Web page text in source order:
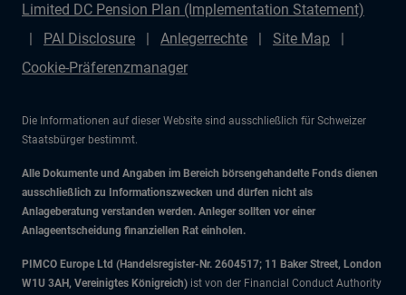
Limited DC Pension Plan (Implementation Statement)
PAI Disclosure
Anlegerrechte
Site Map
Cookie-Präferenzmanager
Die Informationen auf dieser Website sind ausschließlich für Schweizer
Staatsbürger bestimmt.
Alle Dokumente und Angaben im Bereich börsengehandelte Fonds dienen
ausschließlich zu Informationszwecken und dürfen nicht als
Anlageberatung verstanden werden. Anleger sollten vor einer
Anlageentscheidung finanziellen Rat einholen.
PIMCO Europe Ltd (Handelsregister-Nr. 2604517; 11 Baker Street, London
W1U 3AH, Vereinigtes Königreich) ist von der Financial Conduct Authority